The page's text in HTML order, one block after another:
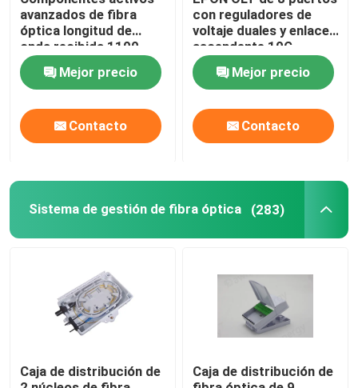
Micro conducto de HDPE
Otros
avanzados de fibra
óptica longitud de
onda recibida 1100-
1600nm 1550nm
CTB≥65dB Planitud en
banda ±1dB 47-1006
MHz
Mejor precio
Contacto
con reguladores de
voltaje duales y enlace
ascendente 10G
Mejor precio
Contacto
Sistema de gestión de fibra óptica (283)
Caja de distribución de
Caja de distribución de